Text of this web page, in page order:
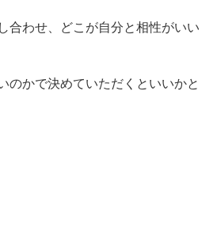
合わせ、どこが自分と相性がいい
のかで決めていただくといいかと